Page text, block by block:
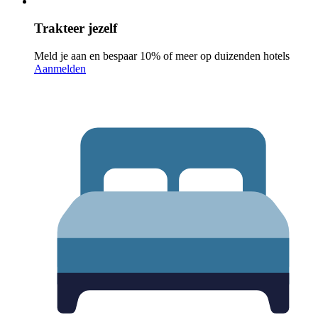
Trakteer jezelf
Meld je aan en bespaar 10% of meer op duizenden hotels
Aanmelden